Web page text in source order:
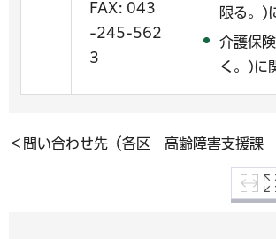
FAX: 043
-245-562
3
限る。)
介護保
く。)に
＜問い合わせ先（各区 高齢障害支援課